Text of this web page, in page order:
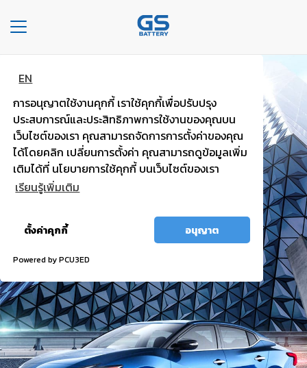
EN
การอนุญาตใช้งานคุกกี้ เราใช้คุกกี้เพื่อปรับปรุง
ประสบการณ์และประสิทธิภาพการใช้งานของคุณบน
เว็บไซต์ของเรา คุณสามารถจัดการการตั้งค่าของคุณ
ได้โดยคลิก เปลี่ยนการตั้งค่า คุณสามารถดูข้อมูลเพิ่ม
เติมได้ที่ นโยบายการใช้คุกกี้ บนเว็บไซต์ของเรา
เรียนรู้เพิ่มเติม
ตั้งค่าคุกกี้ อนุญาต
Powered by PCU3ED
Toggle
navigation
หน้า
หลัก
องค์กร
ประเภท
รถยนต์
เภท
เต
อรี่
บริการ
ของ
เรา
แบตพลังอึด
รถยนต์นั่งส่วนบุคคล
ไฟแรง มั่นใจ กำลังไฟสตาร์ทสูง